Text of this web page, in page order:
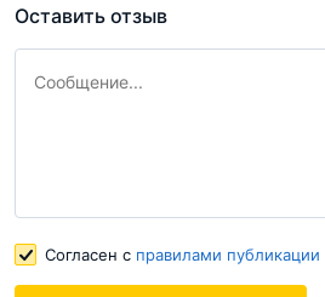
Ответ на отзыв
правилами публикации
Оставить отзыв
Согласен с правилами публикации